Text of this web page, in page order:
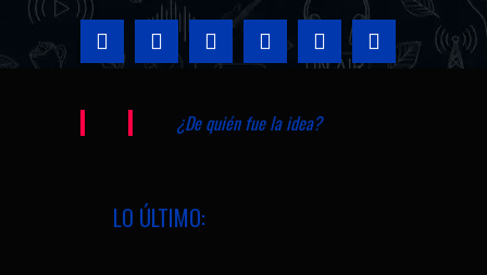
¿De quién fue la idea?
LO ÚLTIMO: